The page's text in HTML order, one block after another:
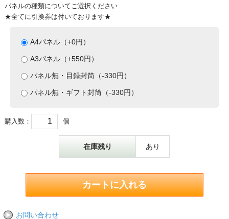
パネルの種類についてご選択ください
★全てに引換券は付いております★
A4パネル（+0円）
A3パネル（+550円）
パネル無・目録封筒（-330円）
パネル無・ギフト封筒（-330円）
購入数： 個
在庫残り あり
お問い合わせ